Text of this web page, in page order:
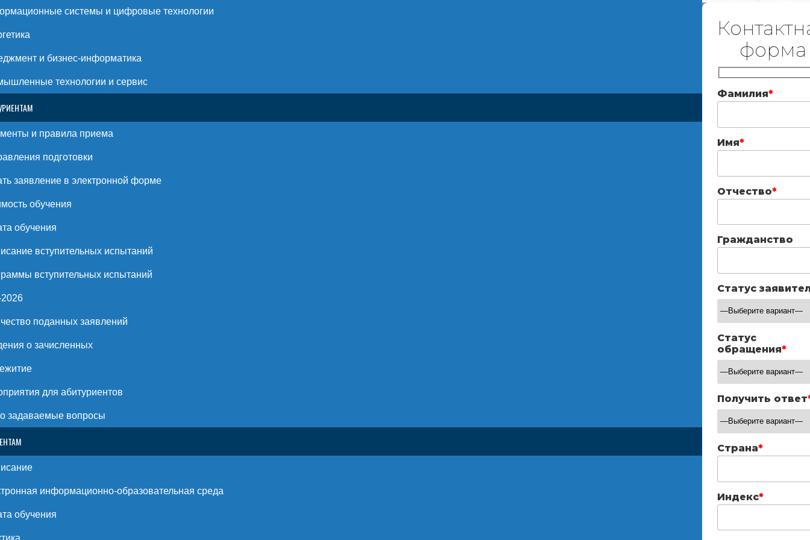
системы и цифровые технологии
и бизнес-информатика
технологии и сервис
и правила приема
подготовки
заявление в электронной форме
обучения
обучения
вступительных испытаний
вступительных испытаний
поданных заявлений
о зачисленных
для абитуриентов
задаваемые вопросы
информационно-образовательная среда
обучения
форма
Фамилия*
Имя*
Отчество*
Гражданство
Статус
Статус
обращения*
Получить ответ
Страна*
Индекс*